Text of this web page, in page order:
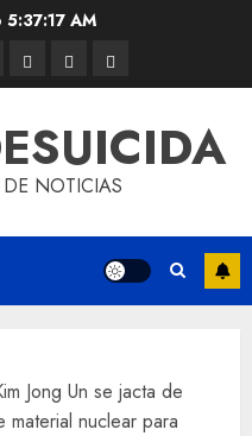
5:37:17 AM
NOTICIAS
Jong Un se jacta de
nuclear para